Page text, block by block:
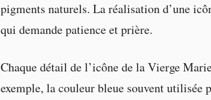
pigments naturels. La réalisation d’une
qui demande patience et prière.
Chaque détail de l’icône de la Vierge
exemple, la couleur bleue souvent